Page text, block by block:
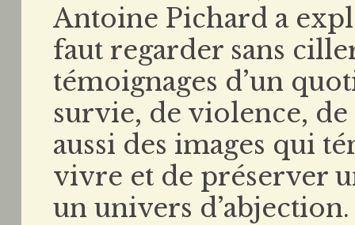
Antoine Pichard a
faut regarder sans
témoignages d’un
survie, de violence,
aussi des images qui
vivre et de préserver
un univers d’abjection.